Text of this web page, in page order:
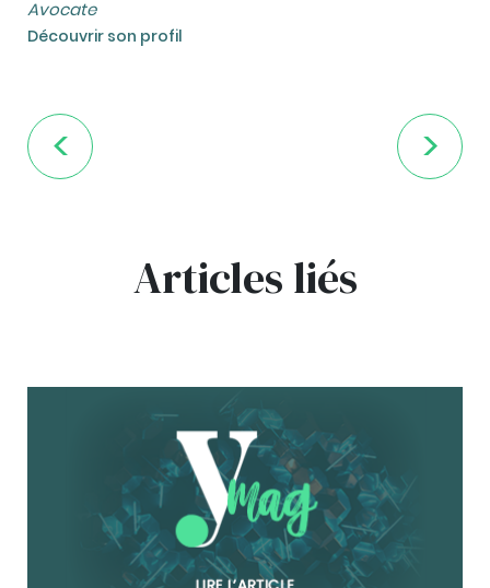
Avocate
Découvrir son profil
Articles liés